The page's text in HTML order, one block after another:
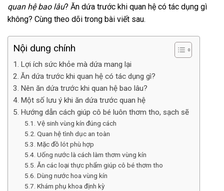
quan hệ bao lâu? Ăn dứa trước khi quan hệ có tác dụng gì
không? Cùng theo dõi trong bài viết sau.
Nội dung chính
Lợi ích sức khỏe mà dứa mang lại
Ăn dứa trước khi quan hệ có tác dụng gì?
Nên ăn dứa trước khi quan hệ bao lâu?
Một số lưu ý khi ăn dứa trước quan hệ
Hướng dẫn cách giúp cô bé luôn thơm tho, sạch sẽ
Vệ sinh vùng kín đúng cách
Quan hệ tình dục an toàn
Mặc đồ lót phù hợp
Uống nước là cách làm thơm vùng kín
Ăn các loại thực phẩm giúp cô bé thơm tho
Dùng nước hoa vùng kín
Khám phụ khoa định kỳ